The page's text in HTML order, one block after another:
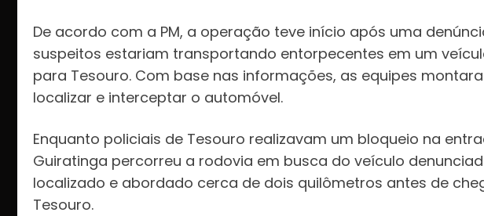
De acordo com a PM, a operação teve início após uma
suspeitos estariam transportando entorpecentes em um
para Tesouro. Com base nas informações, as equipes
localizar e interceptar o automóvel.
Enquanto policiais de Tesouro realizavam um bloqueio na
Guiratinga percorreu a rodovia em busca do veículo
localizado e abordado cerca de dois quilômetros antes de
Tesouro.